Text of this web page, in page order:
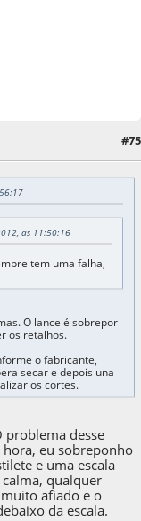
#75
as 11:50:16
tem uma falha,
O lance é sobrepor
os retalhos.
o fabricante,
secar e depois una
os cortes.
problema desse
eu sobreponho
e uma escala
qualquer
afiado e o
da escala.